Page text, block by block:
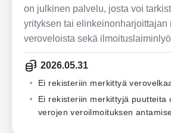
on julkinen palvelu, josta voi
yrityksen tai elinkeinonharjoittajan
veroveloista sekä
2026.05.31
Ei rekisteriin merkittyä
Ei rekisteriin merkittyjä puutteita
verojen veroilmoituksen